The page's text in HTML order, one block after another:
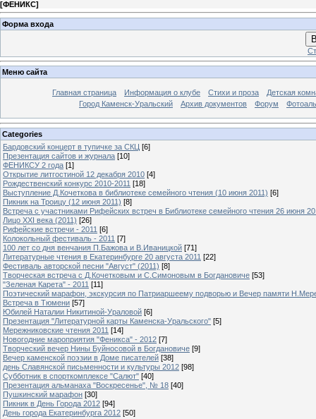
[ФЕНИКС]
Форма входа
Меню сайта
Главная страница Информация о клубе Стихи и проза
Детская
Город Каменск-Уральский
Архив документов Форум
Categories
Бардовский концерт в тупичке за СКЦ [6]
Презентация сайтов и журнала [10]
ФЕНИКСУ 2 года [1]
Открытие литгостиной 12 декабря 2010 [4]
Рождественский конкурс 2010-2011 [18]
Выступление Д.Кочеткова в библиотеке семейного чтения (10 июня 2011) [6]
Пикник на Троицу (12 июня 2011) [8]
Встреча с участниками Рифейских встреч в Библиотеке семейного чтения 26 июня
Лицо XXI века (2011) [26]
Рифейские встречи - 2011 [6]
Колокольный фестиваль - 2011 [7]
100 лет со дня венчания П.Бажова и В.Иваницкой [71]
Литературные чтения в Екатеринбурге 20 августа 2011 [22]
Фестиваль авторской песни "Август" (2011) [8]
Творческая встреча с Д.Кочетковым и С.Симоновым в Богдановиче [53]
"Зеленая Карета" - 2011 [11]
Поэтический марафон, экскурсия по Патриаршеему подворью и Вечер памяти
Встреча в Тюмени [57]
Юбилей Наталии Никитиной-Ураловой [6]
Презентация "Литературной карты Каменска-Уральского" [5]
Мережниковские чтения 2011 [14]
Новогодние мароприятия "Феникса" - 2012 [7]
Творческий вечер Нины Буйносовой в Богдановиче [9]
Вечер каменской поэзии в Доме писателей [38]
день Славянской письменности и культуры 2012 [98]
Субботник в спорткомплексе "Салют" [40]
Презентация альманаха "Воскресенье", № 18 [40]
Пушкинский марафон [30]
Пикник в День Города 2012 [94]
День города Екатеринбурга 2012 [50]